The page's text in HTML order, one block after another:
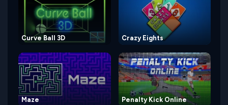
Curve Ball 3D Crazy Eights
Maze Penalty Kick Online